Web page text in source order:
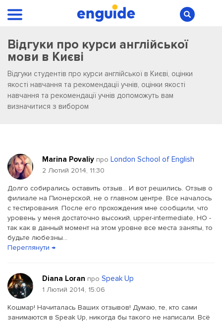
Відгуки про курси англійської
мови в Києві
Відгуки студентів про курси англійської в Києві, оцінки
якості навчання та рекомендації учнів, оцінки якості
навчання та рекомендації учнів допоможуть вам
визначитися з вибором
Marina Povaliy про London School of English
2 Лютий 2014, 11:30
Долго собирались оставить отзыв... И вот решились. Отзыв о
филиале на Пионерской, не о главном центре. Все началось
с тестирования. После его прохождения мне сообщили, что
уровень у меня достаточно высокий, upper-intermediate, НО -
так как в данный момент на этом уровне все места заняты, то
будьте любезны...
Переглянути →
Diana Loran про Speak Up
1 Лютий 2014, 15:06
Кошмар! Начиталась Ваших отзывов! Думаю, те, кто сами
занимаются в Speak Up, никогда бы такого не написали. Всё